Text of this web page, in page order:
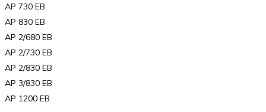
AP 730 EB
AP 830 EB
AP 2/680 EB
AP 2/730 EB
AP 2/830 EB
AP 3/830 EB
AP 1200 EB